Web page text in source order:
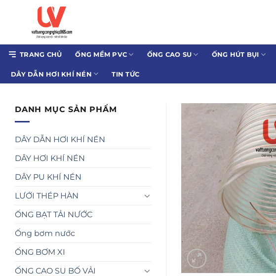
dung
TRANG CHỦ ỐNG MỀM PVC ỐNG CAO SU ỐNG HÚT BỤI
DÂY DẪN HƠI KHÍ NÉN TIN TỨC
DANH MỤC SẢN PHẨM
DÂY DẪN HƠI KHÍ NÉN
DÂY HƠI KHÍ NÉN
DÂY PU KHÍ NÉN
LƯỚI THÉP HÀN
ỐNG BẠT TẢI NƯỚC
Ống bơm nước
ỐNG BƠM XI
ỐNG CAO SU BỐ VẢI